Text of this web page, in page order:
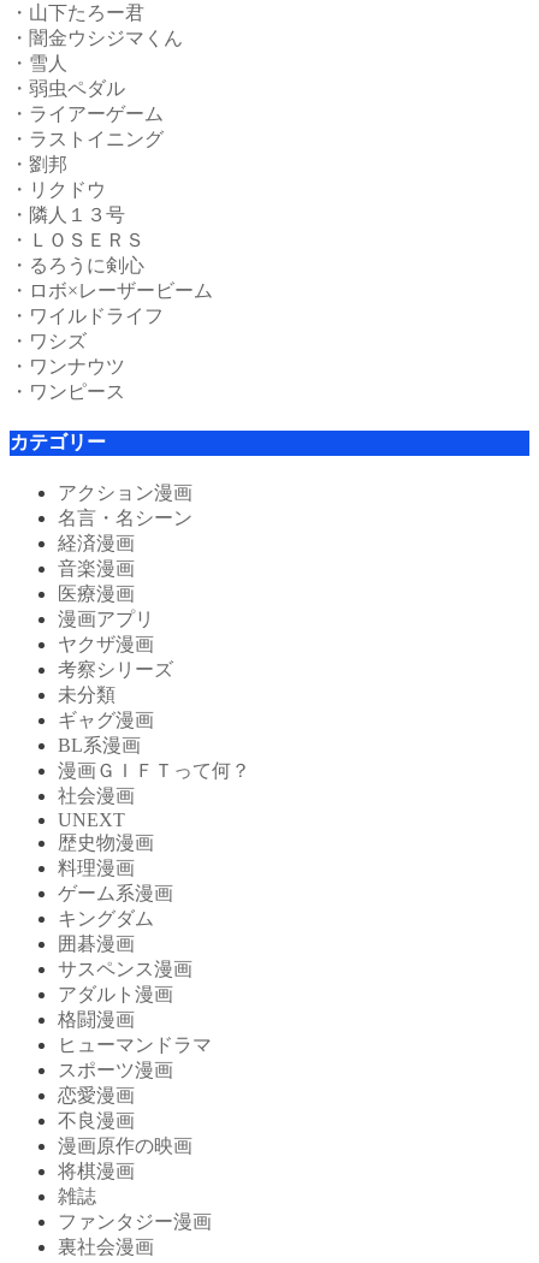
・山下たろー君
・闇金ウシジマくん
・雪人
・弱虫ペダル
・ライアーゲーム
・ラストイニング
・劉邦
・リクドウ
・隣人１３号
・ＬＯＳＥＲＳ
・るろうに剣心
・ロボ×レーザービーム
・ワイルドライフ
・ワシズ
・ワンナウツ
・ワンピース
カテゴリー
アクション漫画
名言・名シーン
経済漫画
音楽漫画
医療漫画
漫画アプリ
ヤクザ漫画
考察シリーズ
未分類
ギャグ漫画
BL系漫画
漫画ＧＩＦＴって何？
社会漫画
UNEXT
歴史物漫画
料理漫画
ゲーム系漫画
キングダム
囲碁漫画
サスペンス漫画
アダルト漫画
格闘漫画
ヒューマンドラマ
スポーツ漫画
恋愛漫画
不良漫画
漫画原作の映画
将棋漫画
雑誌
ファンタジー漫画
裏社会漫画